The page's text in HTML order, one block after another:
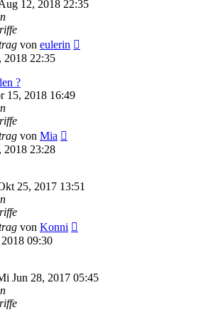
12, 2018 22:35
von eulerin
2018 22:35
?
15, 2018 16:49
von Mia
2018 23:28
25, 2017 13:51
von Konni
09:30
Jun 28, 2017 05:45